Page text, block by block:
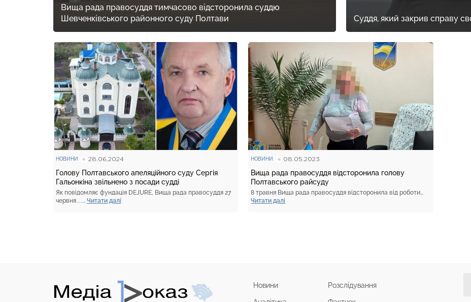
Вища рада правосуддя тимчасово відсторонила суддю
Шевченківського районного суду Полтави
Суддя, який закрив справу
НОВИНИ 28.06.2024
Голову Полтавського апеляційного суду Сергія
Гальонкіна звільнено з посади судді
Як повідомляє фундація DEJURE, Вища рада правосуддя 27
червня…... Читати далі
НОВИНИ 08.05.2023
Вища рада правосуддя відсторонила голову
Полтавського райсуду
8 травня Вища рада правосуддя відсторонила від роботи...
Читати далі
Новини Розслідування